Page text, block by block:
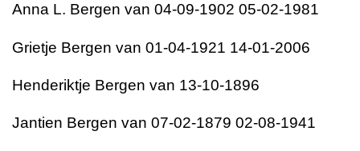
Anna L. Bergen van 04-09-1902 05-02-1981
Grietje Bergen van 01-04-1921 14-01-2006
Henderiktje Bergen van 13-10-1896
Jantien Bergen van 07-02-1879 02-08-1941